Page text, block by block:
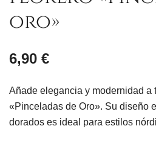
oro»
6,90 €
Añade elegancia y modernidad a
«Pinceladas de Oro». Su diseño
dorados es ideal para estilos